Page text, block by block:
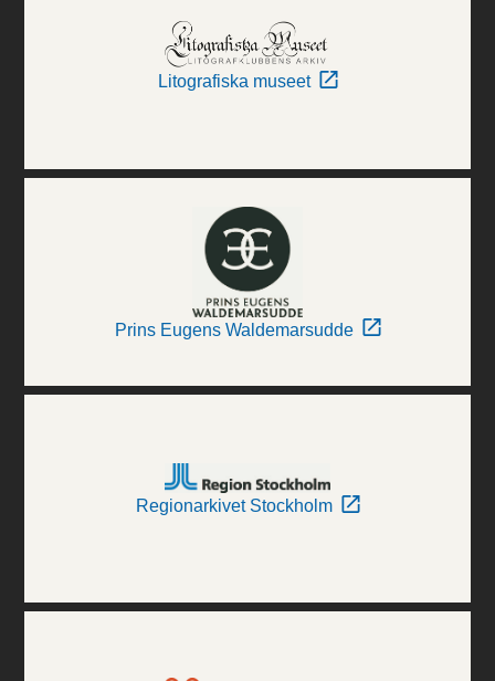
Litografiska museet
Prins Eugens Waldemarsudde
Regionarkivet Stockholm